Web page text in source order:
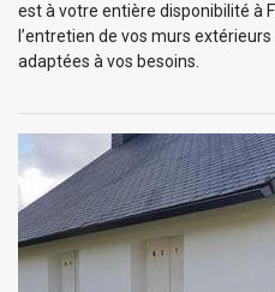
est à votre entière disponibilité à
l’entretien de vos murs
adaptées à vos besoins.